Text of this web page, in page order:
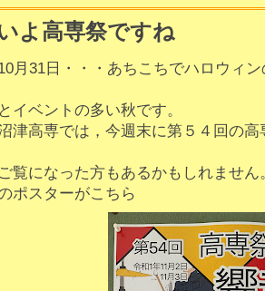
よ高専祭ですね
月31日・・・あちこちでハロウィ
イベントの多い秋です。
津高専では，今週末に第５４回の
覧になった方もあるかもしれません
ポスターがこちら